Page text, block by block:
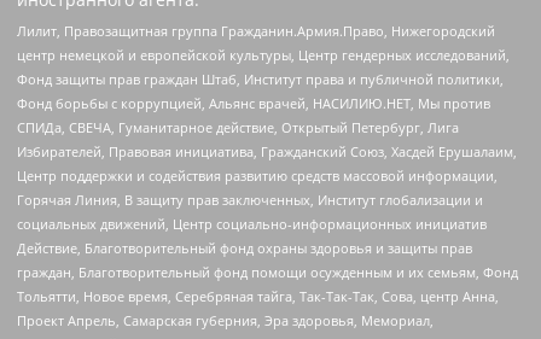
Лилит, Правозащитная группа Гражданин.Армия.Право, Нижегородский
центр немецкой и европейской культуры, Центр гендерных исследований,
Фонд защиты прав граждан Штаб, Институт права и публичной политики,
Фонд борьбы с коррупцией, Альянс врачей, НАСИЛИЮ.НЕТ, Мы против
СПИДа, СВЕЧА, Гуманитарное действие, Открытый Петербург, Лига
Избирателей, Правовая инициатива, Гражданский Союз, Хасдей Ерушалаим,
Центр поддержки и содействия развитию средств массовой информации,
Горячая Линия, В защиту прав заключенных, Институт глобализации и
социальных движений, Центр социально-информационных инициатив
Действие, Благотворительный фонд охраны здоровья и защиты прав
граждан, Благотворительный фонд помощи осужденным и их семьям, Фонд
Тольятти, Новое время, Серебряная тайга, Так-Так-Так, Сова, центр Анна,
Проект Апрель, Самарская губерния, Эра здоровья, Мемориал,